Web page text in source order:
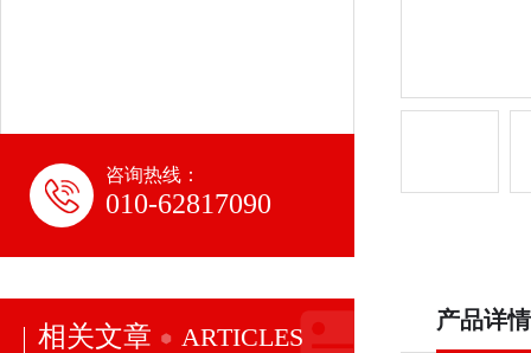
咨询热线：
010-62817090
相关文章 ARTICLES
产品详情